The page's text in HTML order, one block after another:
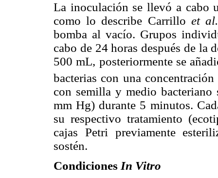
La inoculación se llevó a cabo
como lo describe Carrillo et al.
bomba al vacío. Grupos
cabo de 24 horas después de la
500 mL, posteriormente se
bacterias con una
con semilla y medio
mm Hg) durante 5 minutos.
su respectivo tratamiento
cajas Petri previamente
sostén.
Condiciones In Vitro